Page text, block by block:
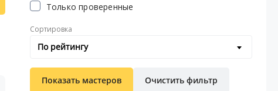
Только проверенные
Сортировка
По рейтингу
Показать мастеров Очистить фильтр